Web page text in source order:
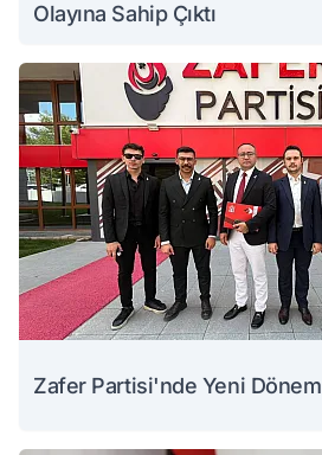
Olayına Sahip Çıktı
Zafer Partisi'nde Yeni Dönem